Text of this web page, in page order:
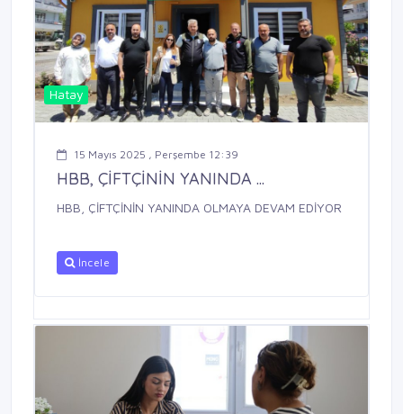
Hatay
15 Mayıs 2025 , Perşembe 12:39
HBB, ÇİFTÇİNİN YANINDA ...
HBB, ÇİFTÇİNİN YANINDA OLMAYA DEVAM EDİYOR
İncele